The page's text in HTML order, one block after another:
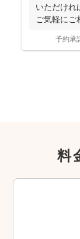
いただけれ
ご気軽に
予約承
料